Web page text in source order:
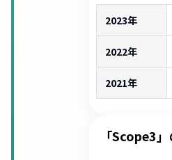
2023年
2022年
2021年
「Scope3